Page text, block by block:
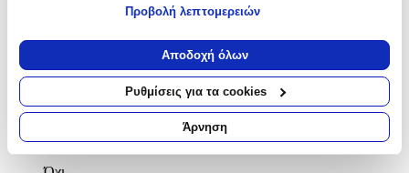
Να συλλέξουμε πληροφορίες σχετικά με τη γεωγραφική
σας τοποθεσία, οι οποίες μπορεί να είναι ακριβείς σε
απόσταση μερικών μέτρων
Να αναγνωρίσουμε τη συσκευή σας σαρώνοντας ενεργά
για συγκεκριμένα χαρακτηριστικά (δακτυλικό αποτύπωμα)
Μάθετε περισσότερα σχετικά με τον τρόπο επεξεργασίας των
Προβολή λεπτομερειών
Αποδοχή όλων
Ρυθμίσεις για τα cookies
Άρνηση
με Πέτρες:
Ναι
Γάμου: